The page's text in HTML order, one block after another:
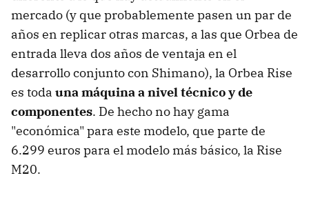
mercado (y que probablemente pasen un par de
años en replicar otras marcas, a las que Orbea de
entrada lleva dos años de ventaja en el
desarrollo conjunto con Shimano), la Orbea Rise
es toda una máquina a nivel técnico y de
componentes. De hecho no hay gama
"económica" para este modelo, que parte de
6.299 euros para el modelo más básico, la Rise
M20.